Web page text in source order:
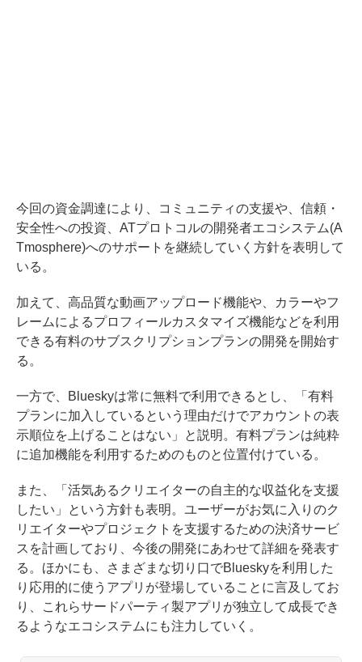
今回の資金調達により、コミュニティの支援や、信頼・
安全性への投資、ATプロトコルの開発者エコシステム(A
Tmosphere)へのサポートを継続していく方針を表明して
いる。
加えて、高品質な動画アップロード機能や、カラーやフ
レームによるプロフィールカスタマイズ機能などを利用
できる有料のサブスクリプションプランの開発を開始す
る。
一方で、Blueskyは常に無料で利用できるとし、「有料
プランに加入しているという理由だけでアカウントの表
示順位を上げることはない」と説明。有料プランは純粋
に追加機能を利用するためのものと位置付けている。
また、「活気あるクリエイターの自主的な収益化を支援
したい」という方針も表明。ユーザーがお気に入りのク
リエイターやプロジェクトを支援するための決済サービ
スを計画しており、今後の開発にあわせて詳細を発表す
る。ほかにも、さまざまな切り口でBlueskyを利用した
り応用的に使うアプリが登場していることに言及してお
り、これらサードパーティ製アプリが独立して成長でき
るようなエコシステムにも注力していく。